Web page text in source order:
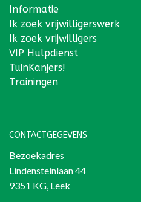
Informatie
Ik zoek vrijwilligerswerk
Ik zoek vrijwilligers
VIP Hulpdienst
TuinKanjers!
Trainingen
CONTACTGEGEVENS
Bezoekadres
Lindensteinlaan 44
9351 KG, Leek